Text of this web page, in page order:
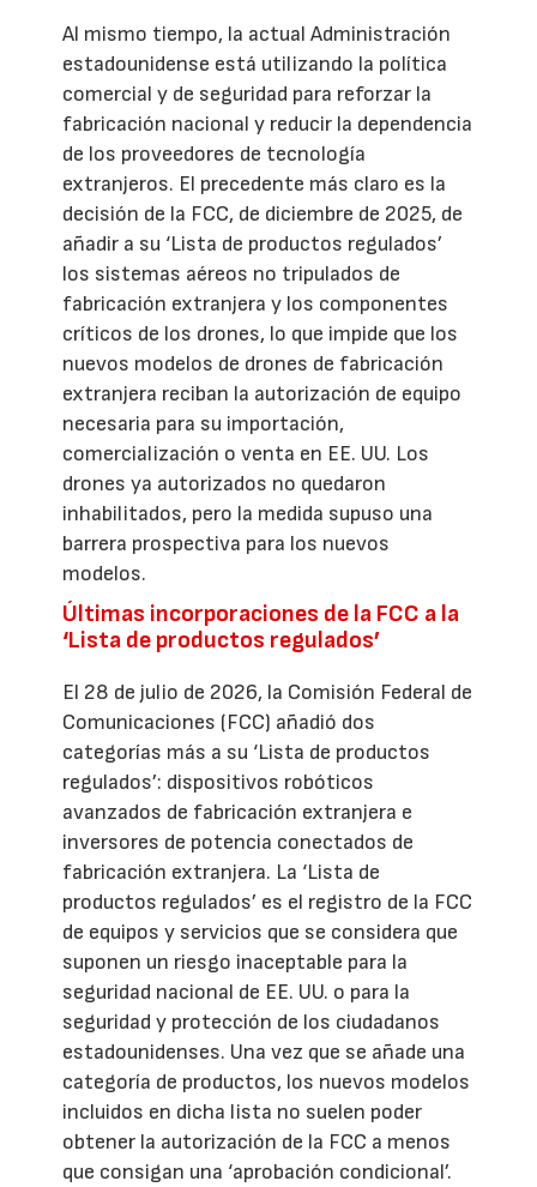
Al mismo tiempo, la actual Administración
estadounidense está utilizando la política
comercial y de seguridad para reforzar la
fabricación nacional y reducir la dependencia
de los proveedores de tecnología
extranjeros. El precedente más claro es la
decisión de la FCC, de diciembre de 2025, de
añadir a su ‘Lista de productos regulados’
los sistemas aéreos no tripulados de
fabricación extranjera y los componentes
críticos de los drones, lo que impide que los
nuevos modelos de drones de fabricación
extranjera reciban la autorización de equipo
necesaria para su importación,
comercialización o venta en EE. UU. Los
drones ya autorizados no quedaron
inhabilitados, pero la medida supuso una
barrera prospectiva para los nuevos
modelos.
Últimas incorporaciones de la FCC a la
‘Lista de productos regulados’
El 28 de julio de 2026, la Comisión Federal de
Comunicaciones (FCC) añadió dos
categorías más a su ‘Lista de productos
regulados’: dispositivos robóticos
avanzados de fabricación extranjera e
inversores de potencia conectados de
fabricación extranjera. La ‘Lista de
productos regulados’ es el registro de la FCC
de equipos y servicios que se considera que
suponen un riesgo inaceptable para la
seguridad nacional de EE. UU. o para la
seguridad y protección de los ciudadanos
estadounidenses. Una vez que se añade una
categoría de productos, los nuevos modelos
incluidos en dicha lista no suelen poder
obtener la autorización de la FCC a menos
que consigan una ‘aprobación condicional’.